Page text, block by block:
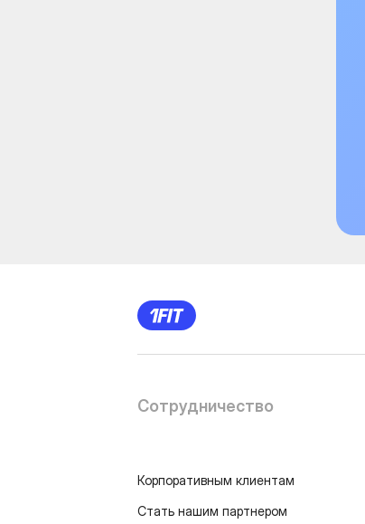
Сотрудничество
Корпоративным клиентам
Стать нашим партнером